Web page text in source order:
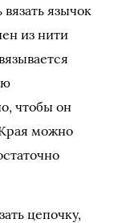
язычок
из нити
чтобы он
можно
цепочку,